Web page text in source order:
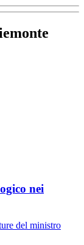
nei
del ministro